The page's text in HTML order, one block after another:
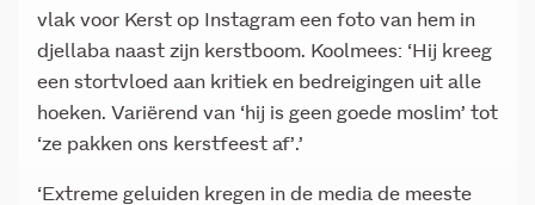
vlak voor Kerst op Instagram een foto van hem in
djellaba naast zijn kerstboom. Koolmees: ‘Hij kreeg
een stortvloed aan kritiek en bedreigingen uit alle
hoeken. Variërend van ‘hij is geen goede moslim’ tot
‘ze pakken ons kerstfeest af’.’
‘Extreme geluiden kregen in de media de meeste